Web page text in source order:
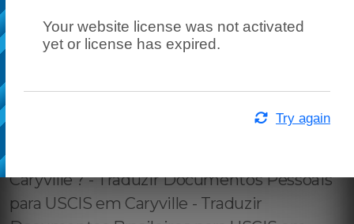
Your website license was not activated
yet or license has expired.
Try again